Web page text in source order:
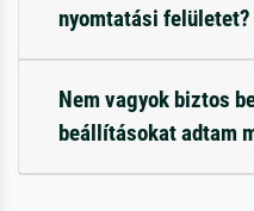
nyomtatási felületet?
Nem vagyok biztos
beállításokat adtam